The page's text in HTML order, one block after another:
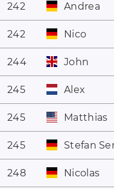
242 Andrea
242 Nico
244 John
245 Alex
245 Matthias
245 Stefan
248 Nicolas